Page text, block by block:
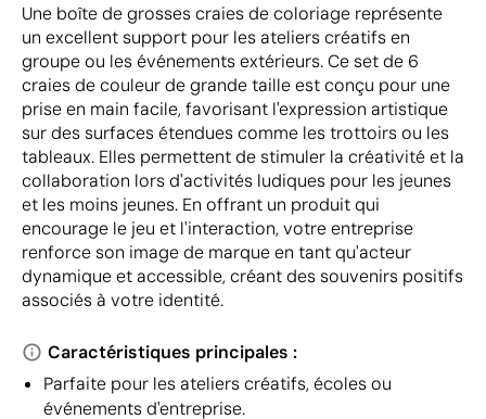
Une boîte de grosses craies de coloriage représente
un excellent support pour les ateliers créatifs en
groupe ou les événements extérieurs. Ce set de 6
craies de couleur de grande taille est conçu pour une
prise en main facile, favorisant l'expression artistique
sur des surfaces étendues comme les trottoirs ou les
tableaux. Elles permettent de stimuler la créativité et la
collaboration lors d'activités ludiques pour les jeunes
et les moins jeunes. En offrant un produit qui
encourage le jeu et l'interaction, votre entreprise
renforce son image de marque en tant qu'acteur
dynamique et accessible, créant des souvenirs positifs
associés à votre identité.
Caractéristiques principales :
Parfaite pour les ateliers créatifs, écoles ou
événements d'entreprise.